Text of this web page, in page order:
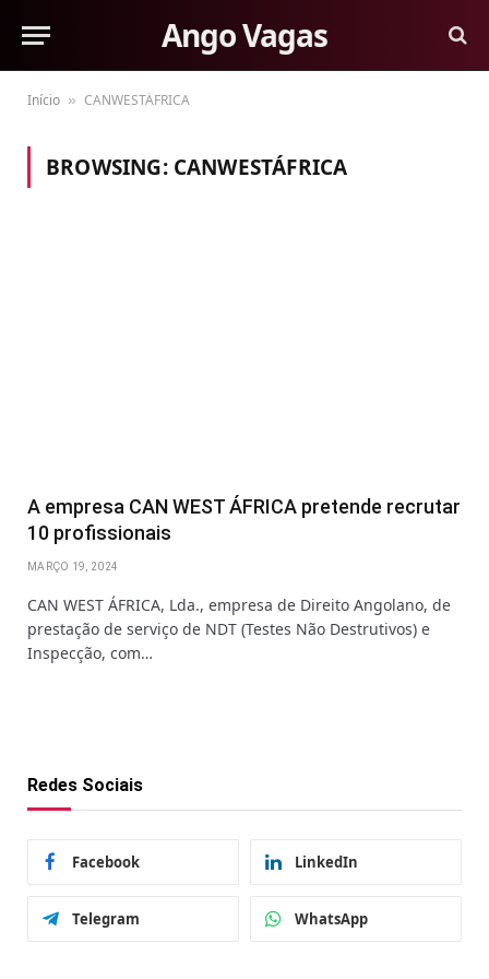
Ango Vagas
Início » CANWESTÁFRICA
BROWSING: CANWESTÁFRICA
A empresa CAN WEST ÁFRICA pretende recrutar
10 profissionais
MARÇO 19, 2024
CAN WEST ÁFRICA, Lda., empresa de Direito Angolano, de
prestação de serviço de NDT (Testes Não Destrutivos) e
Inspecção, com…
Redes Sociais
Facebook LinkedIn
Telegram WhatsApp